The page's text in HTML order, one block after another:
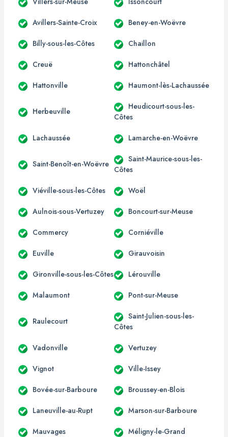
Avillers-Sainte-Croix Beney-en-Woëvre
Billy-sous-les-Côtes Chaillon
Creuë Hattonchâtel
Hattonville Haumont-lès-Lachaussée
Herbeuville
Heudicourt-sous-les-
Côtes
Lachaussée Lamarche-en-Woëvre
Saint-Benoît-en-Woëvre
Saint-Maurice-sous-les-
Côtes
Viéville-sous-les-Côtes Woël
Aulnois-sous-Vertuzey Boncourt-sur-Meuse
Commercy Corniéville
Euville Girauvoisin
Gironville-sous-les-Côtes Lérouville
Malaumont Pont-sur-Meuse
Raulecourt
Saint-Julien-sous-les-
Côtes
Vadonville Vertuzey
Vignot Ville-Issey
Bovée-sur-Barboure Broussey-en-Blois
Laneuville-au-Rupt Marson-sur-Barboure
Mauvages Méligny-le-Grand